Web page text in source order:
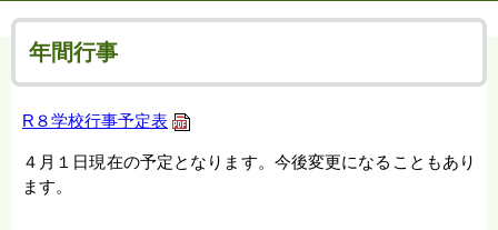
年間行事
R８学校行事予定表
４月１日現在の予定となります。今後変更になることもあり
ます。